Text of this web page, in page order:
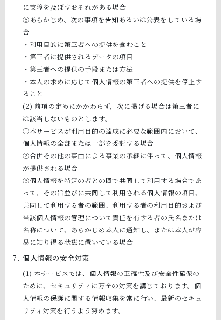
に支障を及ぼすおそれがある場合
⑤あらかじめ、次の事項を告知あるいは公表をしている場
合
・利用目的に第三者への提供を含むこと
・第三者に提供されるデータの項目
・第三者への提供の手段または方法
・本人の求めに応じて個人情報の第三者への提供を停止す
ること
前項の定めにかかわらず，次に掲げる場合は第三者に
は該当しないものとします。
①本サービスが利用目的の達成に必要な範囲内において、
個人情報の全部または一部を委託する場合
②合併その他の事由による事業の承継に伴って、個人情報
が提供される場合
③個人情報を特定の者との間で共同して利用する場合であ
って、その旨並びに共同して利用される個人情報の項目、
共同して利用する者の範囲、利用する者の利用目的および
当該個人情報の管理について責任を有する者の氏名または
名称について、あらかじめ本人に通知し、または本人が容
易に知り得る状態に置いている場合
個人情報の安全対策
本サービスでは、個人情報の正確性及び安全性確保の
ために、セキュリティに万全の対策を講じております。個
人情報の保護に関する情報収集を常に行い、最新のセキュ
リティ対策を行うよう努めます。